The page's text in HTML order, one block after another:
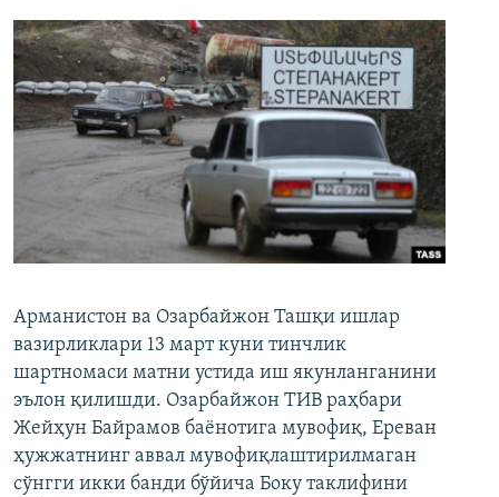
Арманистон ва Озарбайжон Ташқи ишлар
вазирликлари 13 март куни тинчлик
шартномаси матни устида иш якунланганини
эълон қилишди. Озарбайжон ТИВ раҳбари
Жейҳун Байрамов баёнотига мувофиқ, Ереван
ҳужжатнинг аввал мувофиқлаштирилмаган
сўнгги икки банди бўйича Боку таклифини